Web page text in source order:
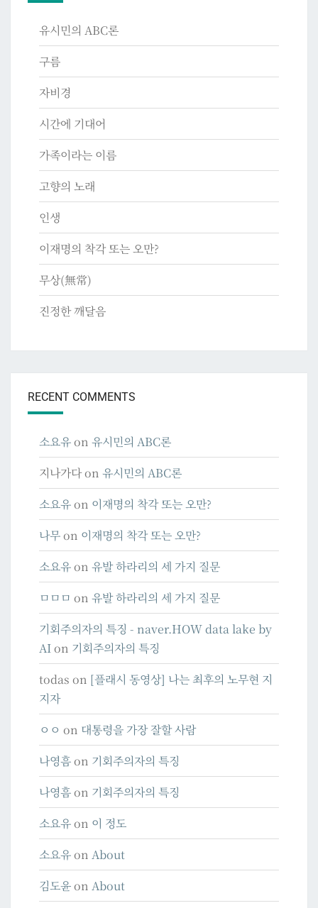
유시민의 ABC론
구름
자비경
시간에 기대어
가족이라는 이름
고향의 노래
인생
이재명의 착각 또는 오만?
무상(無常)
진정한 깨달음
RECENT COMMENTS
소요유on 유시민의 ABC론
지나가다on 유시민의 ABC론
소요유on 이재명의 착각 또는 오만?
나무on 이재명의 착각 또는 오만?
소요유on 유발 하라리의 세 가지 질문
ㅁㅁㅁ on 유발 하라리의 세 가지 질문
기회주의자의 특징 - naver.HOW data lake by
AIon 기회주의자의 특징
todas on [플래시 동영상] 나는 최후의 노무현 지
지자
ㅇㅇ on 대통령을 가장 잘할 사람
나영흠on 기회주의자의 특징
나영흠on 기회주의자의 특징
소요유on 이 정도
소요유on About
김도윤on About